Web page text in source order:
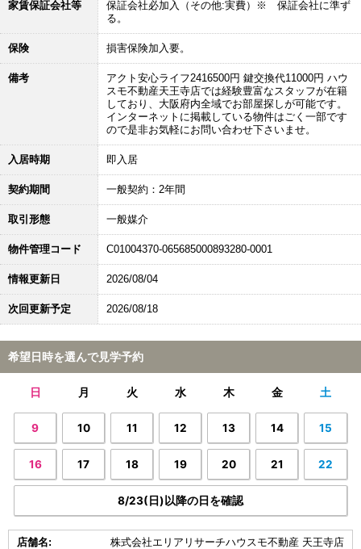
家賃保証会社等
保証会社必加入（その他:実費）※ 保証会社に準ず
る。
保険 損害保険加入要。
備考
アクト安心ライフ2416500円 鍵交換代11000円 ハウ
スモ不動産天王寺店では経験豊富なスタッフが在籍
しており、大阪府内全域でお部屋探しが可能です。
インターネットに掲載している物件はごく一部です
ので是非お気軽にお問い合わせ下さいませ。
入居時期 即入居
契約期間 一般契約：2年間
取引形態 一般媒介
物件管理コード C01004370-065685000893280-0001
情報更新日 2026/08/04
次回更新予定 2026/08/18
希望日時を選んで見学予約
日 月 火 水 木 金 土
9 10 11 12 13 14 15
16 17 18 19 20 21 22
8/23(日)以降の日を確認
店舗名: 株式会社エリアリサーチハウスモ不動産 天王寺店